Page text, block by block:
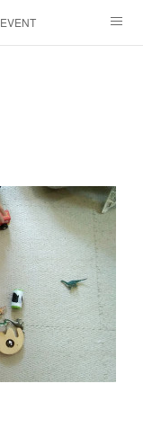
EVENT